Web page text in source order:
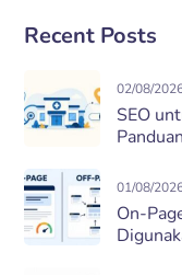
Recent Posts
02/08/
SEO
01/08/
On-